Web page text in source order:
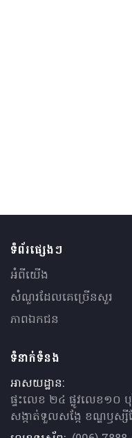
ទំព័រផ្សេងៗ
អំពីយើង
សំណួរ​ដែលគេ​ច្រើន​សួរ
ភាពឯកជន
ទំនាក់ទំនង
អាសយដ្ឋាន:
ផ្ទះលេខ ២៤ ផ្លូវលេខ១០
សង្កាត់ទួលសង្កែ ខណ្ឌឫស្សីក